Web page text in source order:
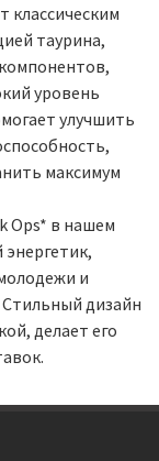
классическим
таурина,
уровень
улучшить
максимум
Ops* в нашем
энергетик,
и
дизайн
делает его